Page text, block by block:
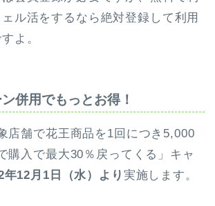
ル活をするなら絶対登録して利用
よ。
併用でもっとお得！
店舗で花王商品を1回につき5,000
購入で最大30％戻ってくる」キャ
年12月1日（水）より 実施します。